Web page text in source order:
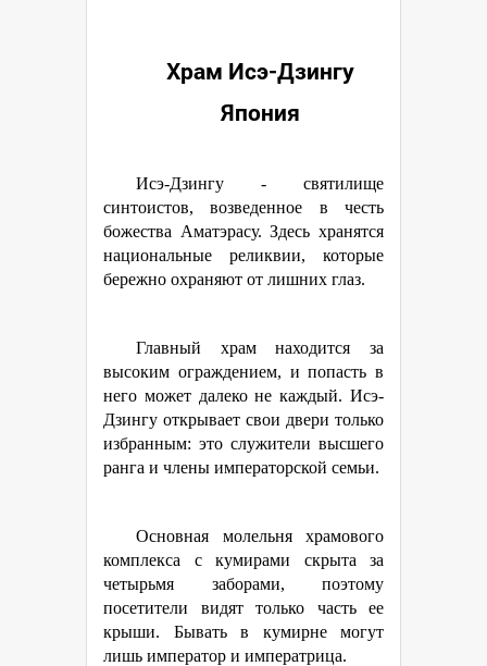
Храм Исэ-Дзингу
Япония
Исэ-Дзингу - святилище
синтоистов, возведенное в честь
божества Аматэрасу. Здесь хранятся
национальные реликвии, которые
бережно охраняют от лишних глаз.
Главный храм находится за
высоким ограждением, и попасть в
него может далеко не каждый. Исэ-
Дзингу открывает свои двери только
избранным: это служители высшего
ранга и члены императорской семьи.
Основная молельня храмового
комплекса с кумирами скрыта за
четырьмя заборами, поэтому
посетители видят только часть ее
крыши. Бывать в кумирне могут
лишь император и императрица.